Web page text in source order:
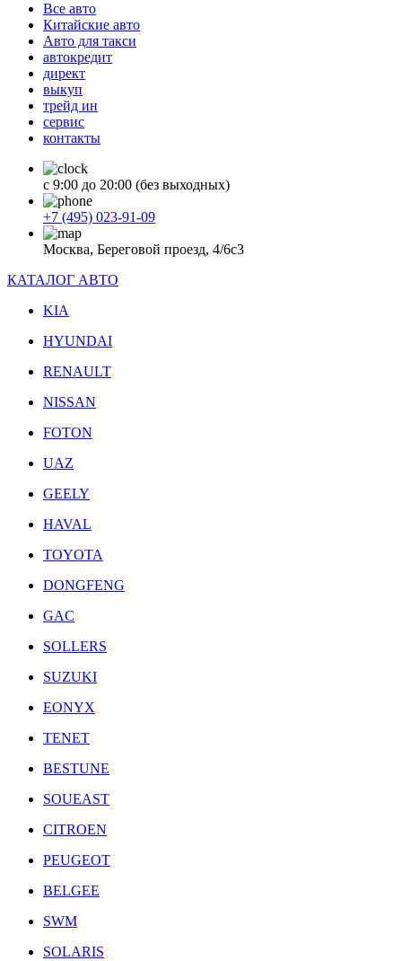
Все авто
Китайские авто
Авто для такси
автокредит
директ
выкуп
трейд ин
сервис
контакты
с 9:00 до 20:00 (без выходных)
+7 (495) 023-91-09
Москва, Береговой проезд, 4/6с3
КАТАЛОГ АВТО
KIA
HYUNDAI
RENAULT
NISSAN
FOTON
UAZ
GEELY
HAVAL
TOYOTA
DONGFENG
GAC
SOLLERS
SUZUKI
EONYX
TENET
BESTUNE
SOUEAST
CITROEN
PEUGEOT
BELGEE
SWM
SOLARIS